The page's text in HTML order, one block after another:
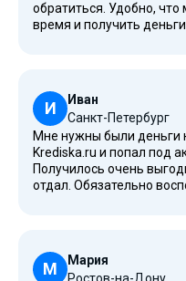
обратиться. Удобно,
время и получить
И
Иван
Санкт-Петербург
Мне нужны были деньги
Krediska.ru и попал под
Получилось очень
отдал. Обязательно
М
Мария